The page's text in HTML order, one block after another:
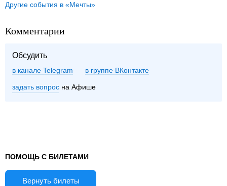
Другие события в «Мечты»
Комментарии
Обсудить
в канале Telegram группе ВКонтакте
задать вопрос на Афише
ПОМОЩЬ С БИЛЕТАМИ
Вернуть билеты